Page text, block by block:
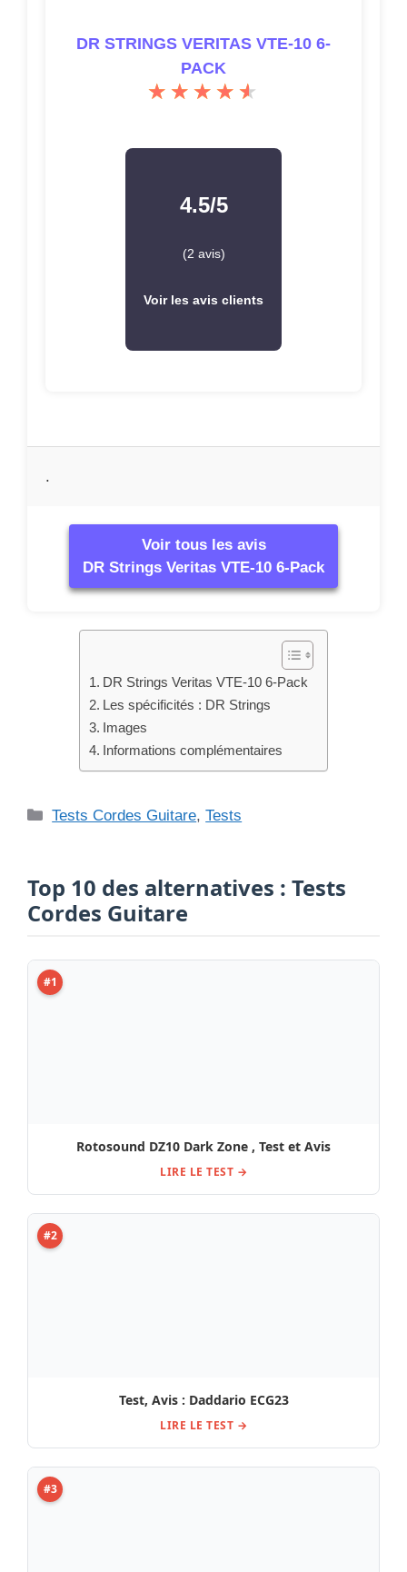
DR STRINGS VERITAS VTE-10 6-
PACK
4.5/5
(2 avis)
Voir les avis clients
.
Voir tous les avis
DR Strings Veritas VTE-10 6-Pack
DR Strings Veritas VTE-10 6-Pack
Les spécificités : DR Strings
Images
Informations complémentaires
Catégories
Tests Cordes Guitare,Tests
Top 10 des alternatives : Tests
Cordes Guitare
#1
Rotosound DZ10 Dark Zone , Test et Avis
LIRE LE TEST →
#2
Test, Avis : Daddario ECG23
LIRE LE TEST →
#3